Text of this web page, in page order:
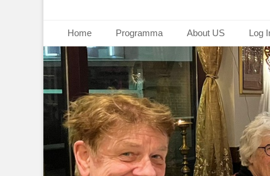
Primair menu
naar
de
inhoud
Home Programma About US Log